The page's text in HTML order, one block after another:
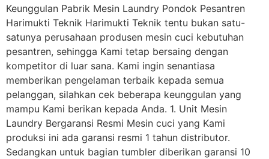
Keunggulan Pabrik Mesin Laundry Pondok Pesantren
Harimukti Teknik Harimukti Teknik tentu bukan satu-
satunya perusahaan produsen mesin cuci kebutuhan
pesantren, sehingga Kami tetap bersaing dengan
kompetitor di luar sana. Kami ingin senantiasa
memberikan pengelaman terbaik kepada semua
pelanggan, silahkan cek beberapa keunggulan yang
mampu Kami berikan kepada Anda. 1. Unit Mesin
Laundry Bergaransi Resmi Mesin cuci yang Kami
produksi ini ada garansi resmi 1 tahun distributor.
Sedangkan untuk bagian tumbler diberikan garansi 10